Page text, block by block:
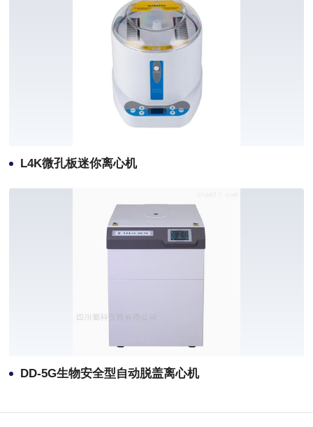
L4K微孔板迷你离心机
DD-5G生物安全型自动脱盖离心机